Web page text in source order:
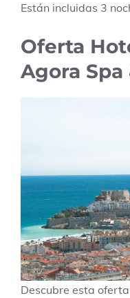
Están incluidas 3
Oferta
Agora Spa
Descubre esta